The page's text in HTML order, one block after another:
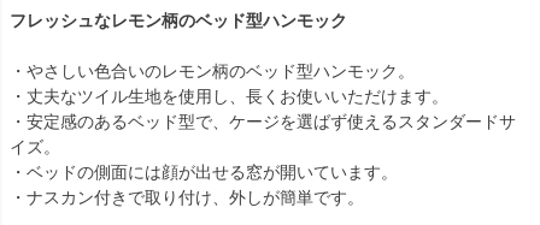
フレッシュなレモン柄のベッド型ハンモック
・やさしい色合いのレモン柄のベッド型ハンモック。
・丈夫なツイル生地を使用し、長くお使いいただけます。
・安定感のあるベッド型で、ケージを選ばず使えるスタンダードサ
イズ。
・ベッドの側面には顔が出せる窓が開いています。
・ナスカン付きで取り付け、外しが簡単です。